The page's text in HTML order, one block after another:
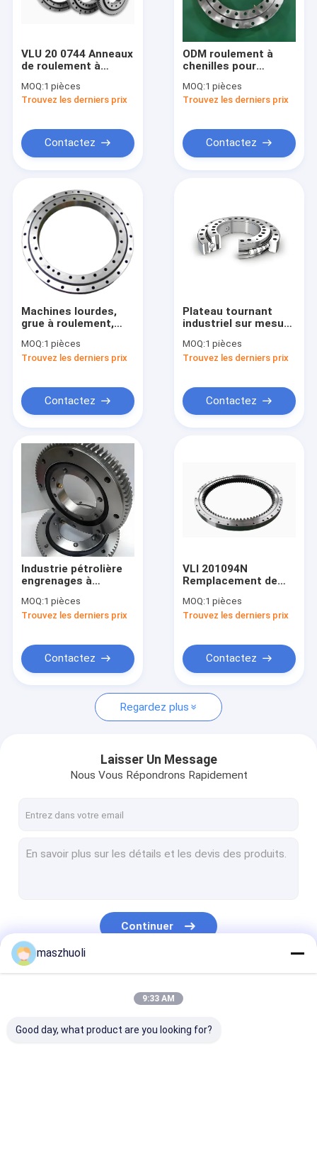
Produits
Vidéos
A propos de nous
Visite d'usine
Demande de soumission
Rameau à roulement à une rangée
Roulement d'orientation à rouleaux à trois rangées
Rameau de roulement à double rangée
VLU 20 0744 Anneaux
de roulement à
haute précision
personnalisés
MOQ:1 pièces
Trouvez les derniers prix
Contactez
ODM roulement à
chenilles pour
dents avec
engrenage externe
MOQ:1 pièces
Trouvez les derniers prix
Contactez
Machines lourdes,
grue à roulement,
tournevis, roulement
VLU 20 0544
MOQ:1 pièces
Trouvez les derniers prix
Contactez
Plateau tournant
industriel sur mesure
cercle d'oscillation
roulement VLU 20
MOQ:1 pièces
Trouvez les derniers prix
Contactez
Industrie pétrolière
engrenages à
gros roulements RKS
062 20 0844
MOQ:1 pièces
Trouvez les derniers prix
Contactez
VLI 201094N
Remplacement de
entraînement à
anneaux pour les
MOQ:1 pièces
Trouvez les derniers prix
Contactez
Regardez plus
Laisser Un Message
Nous Vous Répondrons Rapidement
Continuer
maszhuoli
9:33 AM
Good day, what product are you looking for?